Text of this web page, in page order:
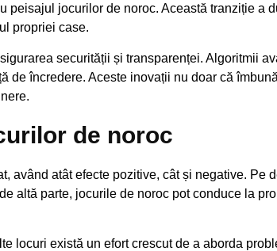
jocurilor de noroc. Această tranziție a
propriei case.
securității și transparenței. Algoritmii
de încredere. Aceste inovații nu doar că
de noroc
având atât efecte pozitive, cât și negative.
altă parte, jocurile de noroc pot conduce la
locuri există un efort crescut de a aborda